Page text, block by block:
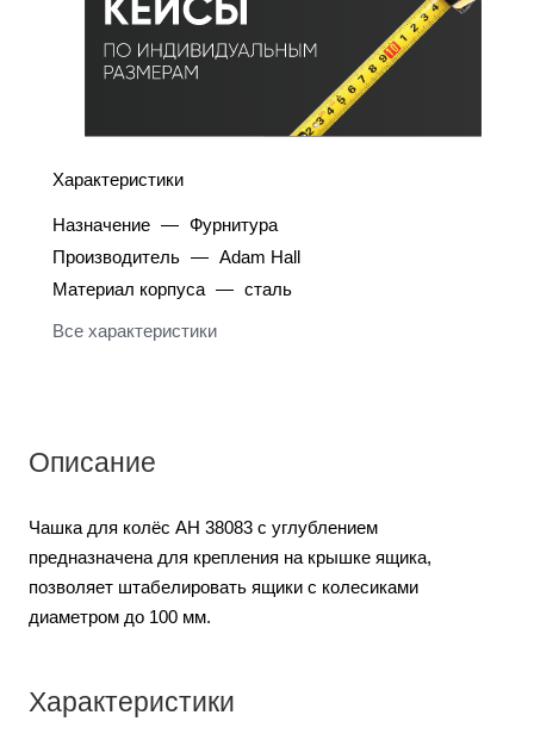
Характеристики
Назначение — Фурнитура
Производитель — Adam Hall
Материал корпуса — сталь
Все характеристики
Описание
Чашка для колёс AH 38083 с углублением
предназначена для крепления на крышке ящика,
позволяет штабелировать ящики с колесиками
диаметром до 100 мм.
Характеристики